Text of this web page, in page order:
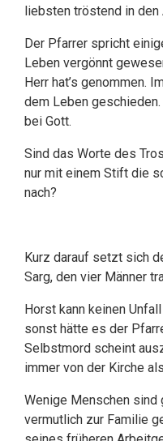
liebsten tröstend in den
Der Pfarrer spricht
Leben vergönnt
Herr hat’s genommen.
dem Leben
bei Gott.
Sind das Worte des
nur mit einem Stift die
nach?
Kurz darauf setzt sich
Sarg, den vier Männer
Horst kann keinen
sonst hätte es der
Selbstmord scheint
immer von der Kirche
Wenige Menschen sind
vermutlich zur Familie